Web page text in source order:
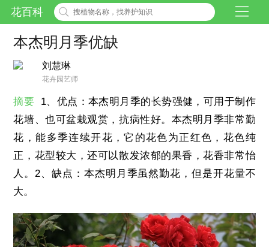
花百科
本杰明月季优缺
刘慧琳
花卉园艺师
摘要
1、优点：本杰明月季的长势强健，可用于制作
花墙、也可盆栽观赏，抗病性好。本杰明月季非常勤
花，能多季连续开花，它的花色为正红色，花色纯
正，花型较大，还可以散发浓郁的果香，花香非常怡
人。2、缺点：本杰明月季虽然勤花，但是开花量不
大。